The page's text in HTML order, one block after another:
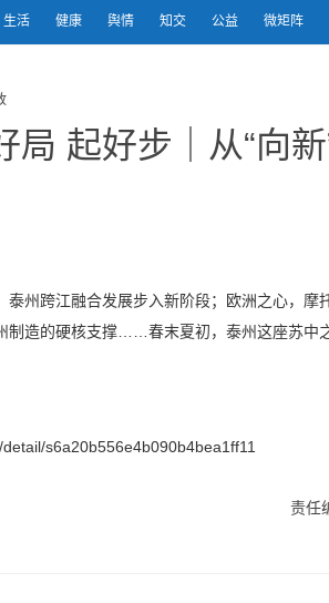
生活 健康 舆情 知交 公益 微矩阵
局 起好步｜从“向
州跨江融合发展步入新阶段；欧洲之心，摩
制造的硬核支撑……春末夏初，泰州这座苏中
s6a20b556e4b090b4bea1ff11
责任